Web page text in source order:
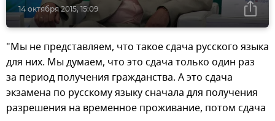
14 октября 2015, 15:09
"Мы не представляем, что такое сдача русского языка
для них. Мы думаем, что это сдача только один раз
за период получения гражданства. А это сдача
экзамена по русскому языку сначала для получения
разрешения на временное проживание, потом сдача